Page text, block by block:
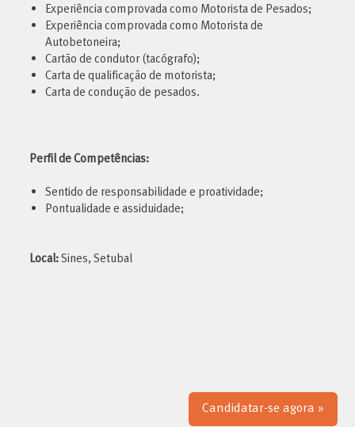
Experiência comprovada como Motorista de Pesados;
Experiência comprovada como Motorista de
Autobetoneira;
Cartão de condutor (tacógrafo);
Carta de qualificação de motorista;
Carta de condução de pesados.
Perfil de Competências:
Sentido de responsabilidade e proatividade;
Pontualidade e assiduidade;
Local:Sines, Setubal
Candidatar-se agora »